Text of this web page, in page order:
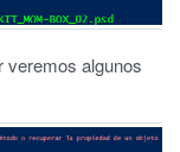
veremos algunos